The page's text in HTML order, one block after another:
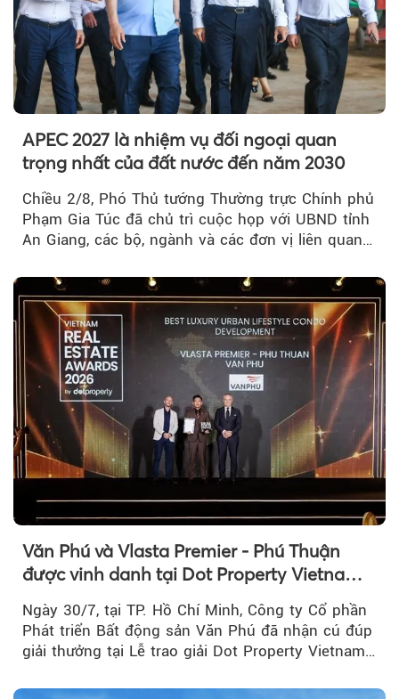
APEC 2027 là nhiệm vụ đối ngoại quan
trọng nhất của đất nước đến năm 2030
Chiều 2/8, Phó Thủ tướng Thường trực Chính phủ
Phạm Gia Túc đã chủ trì cuộc họp với UBND tỉnh
An Giang, các bộ, ngành và các đơn vị liên quan
Văn Phú và Vlasta Premier - Phú Thuận
được vinh danh tại Dot Property Vietnam
Ngày 30/7, tại TP. Hồ Chí Minh, Công ty Cổ phần
Phát triển Bất động sản Văn Phú đã nhận cú đúp
giải thưởng tại Lễ trao giải Dot Property Vietnam